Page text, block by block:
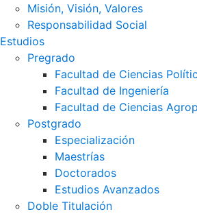
Misión, Visión, Valores
Responsabilidad Social
Estudios
Pregrado
Facultad de Ciencias
Facultad de Ingeniería
Facultad de Ciencias
Postgrado
Especialización
Maestrías
Doctorados
Estudios Avanzados
Doble Titulación